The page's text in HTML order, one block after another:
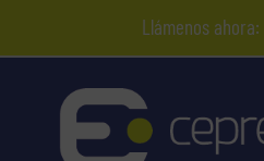
contenido
Llámenos ahora: